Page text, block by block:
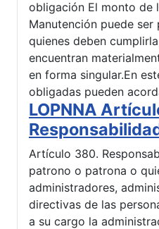
obligación El monto de
Manutención puede
quienes deben
encuentran
en forma singular.En
obligadas pueden
LOPNNA
Artículo 380.
patrono o patrona o
administradores,
directivas de las
a su cargo la